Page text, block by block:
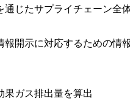
じたサプライチェーン全
開示に対応するための情
果ガス排出量を算出